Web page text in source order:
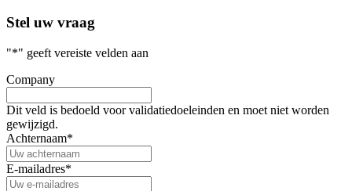
Stel uw vraag
"*" geeft vereiste velden aan
Company
Dit veld is bedoeld voor validatiedoeleinden en moet niet worden
gewijzigd.
Achternaam*
E-mailadres*